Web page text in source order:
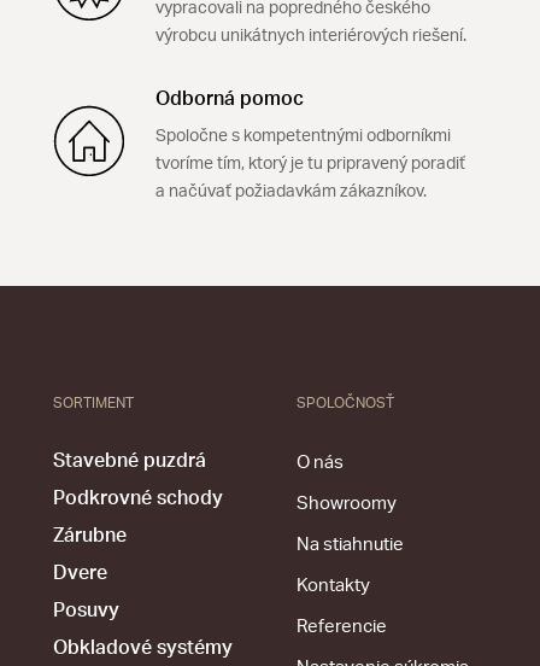
vypracovali na popredného českého
výrobcu unikátnych interiérových riešení.
Odborná pomoc
Spoločne s kompetentnými odborníkmi
tvoríme tím, ktorý je tu pripravený poradiť
a načúvať požiadavkám zákazníkov.
SORTIMENT
Stavebné puzdrá
Podkrovné schody
Zárubne
Dvere
Posuvy
Obkladové systémy
SPOLOČNOSŤ
O nás
Showroomy
Na stiahnutie
Kontakty
Referencie